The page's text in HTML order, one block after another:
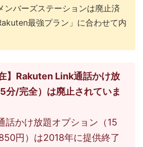
ンバーズステーションは廃止済
最強プラン」に合わせて内
】Rakuten Link通話かけ放
分/完全）は廃止されていま
話かけ放題オプション（15
円）は2018年に提供終了